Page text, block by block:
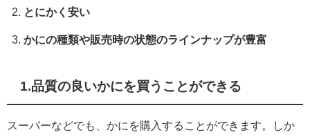
2.とにかく安い
せん。訳あり商品を破格で販売するのも、通販ならではと